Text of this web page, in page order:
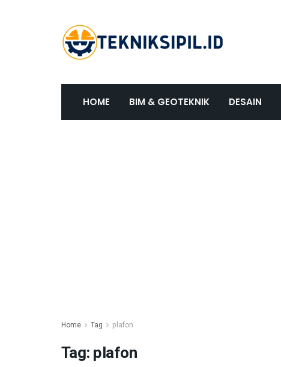
HOME BIM & GEOTEKNIK DESAIN
Home Tag plafon
Tag:plafon